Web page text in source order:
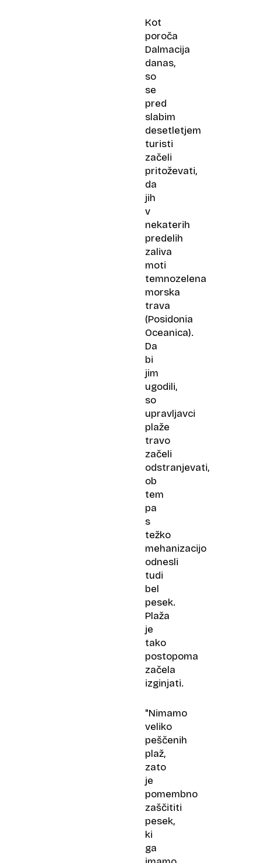
Kot
poroča
Dalmacija
danas,
so
se
pred
slabim
desetletjem
turisti
začeli
pritoževati,
da
jih
v
nekaterih
predelih
zaliva
moti
temnozelena
morska
trava
(Posidonia
Oceanica).
Da
bi
jim
ugodili,
so
upravljavci
plaže
travo
začeli
odstranjevati,
ob
tem
pa
s
težko
mehanizacijo
odnesli
tudi
bel
pesek.
Plaža
je
tako
postopoma
začela
izginjati.
"Nimamo
veliko
peščenih
plaž,
zato
je
pomembno
zaščititi
pesek,
ki
ga